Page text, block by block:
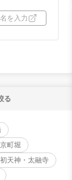
を入力
る
町堀
天神・太融寺